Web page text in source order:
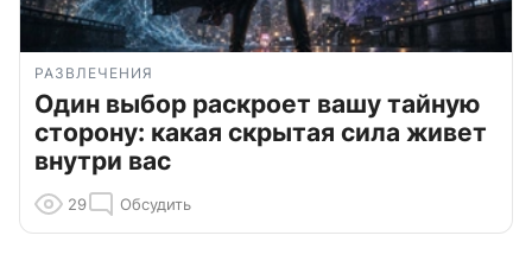
РАЗВЛЕЧЕНИЯ
Один выбор раскроет вашу тайную
сторону: какая скрытая сила живет
внутри вас
29 Обсудить